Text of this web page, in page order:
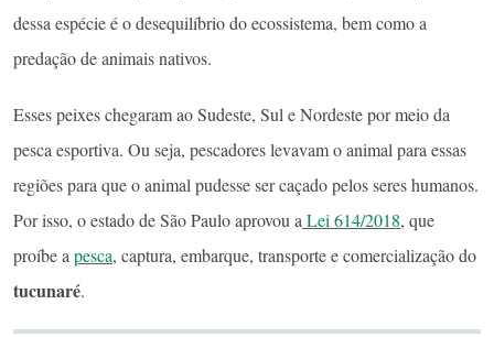
dessa espécie é o desequilíbrio do ecossistema, bem como a
predação de animais nativos.
Esses peixes chegaram ao Sudeste, Sul e Nordeste por meio da
pesca esportiva. Ou seja, pescadores levavam o animal para essas
regiões para que o animal pudesse ser caçado pelos seres humanos.
Por isso, o estado de São Paulo aprovou a Lei 614/2018, que
proíbe a pesca, captura, embarque, transporte e comercialização do
tucunaré.